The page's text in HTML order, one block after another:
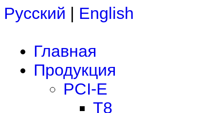
Русский | English
Главная
Продукция
PCI-E
T8